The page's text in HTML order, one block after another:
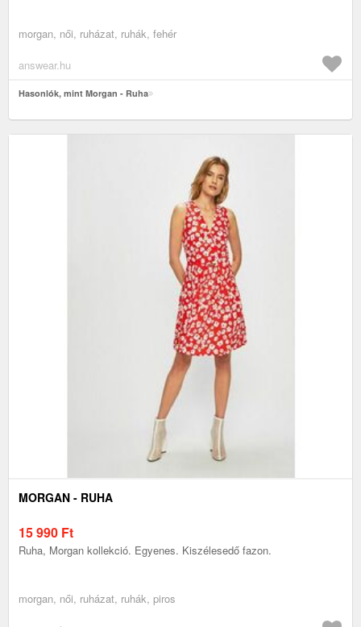
morgan, női, ruházat, ruhák, fehér
answear.hu
Hasonlók, mint Morgan - Ruha
MORGAN - RUHA
15 990 Ft
Ruha, Morgan kollekció. Egyenes. Kiszélesedő fazon.
morgan, női, ruházat, ruhák, piros